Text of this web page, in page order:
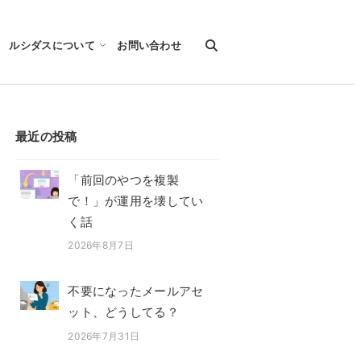
ルシダスについて お問い合わせ
最近の投稿
「前回のやつを複製
で！」が運用を壊してい
く話
投稿日
2026年8月7日
不要になったメールアセ
ット、どうしてる？
投稿日
2026年7月31日